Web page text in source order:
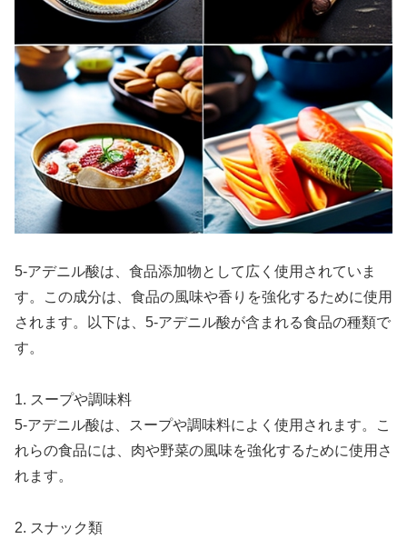
5-アデニル酸は、食品添加物として広く使用されていま
す。この成分は、食品の風味や香りを強化するために使用
されます。以下は、5-アデニル酸が含まれる食品の種類で
す。
1. スープや調味料
5-アデニル酸は、スープや調味料によく使用されます。こ
れらの食品には、肉や野菜の風味を強化するために使用さ
れます。
2. スナック類